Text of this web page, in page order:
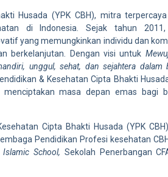
Husada (YPK CBH), mitra
di Indonesia. Sejak tahun
yang memungkinkan individu dan
berkelanjutan. Dengan visi untuk
unggul, sehat, dan sejahtera dalam
& Kesehatan Cipta Bhakti
masa depan emas bagi
Cipta Bhakti Husada (YPK
Pendidikan Profesi kesehatan
Islamic School, Sekolah Penerbangan